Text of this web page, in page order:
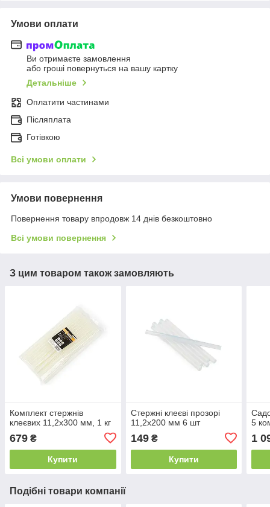
Умови оплати
Ви отримаєте замовлення
або гроші повернуться на вашу картку
Детальніше
Оплатити частинами
Післяплата
Готівкою
Всі умови оплати
Умови повернення
Повернення товару впродовж 14 днів безкоштовно
Всі умови повернення
З цим товаром також замовляють
Комплект стержнів
клеєвих 11,2х300 мм, 1 кг
679 ₴
Купити
Стержні клеєві прозорі
11,2х200 мм 6 шт
149₴
Купити
5
1
Подібні товари компанії